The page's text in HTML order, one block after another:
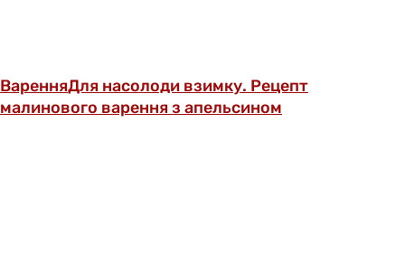
ВаренняДля насолоди взимку. Рецепт
малинового варення з апельсином